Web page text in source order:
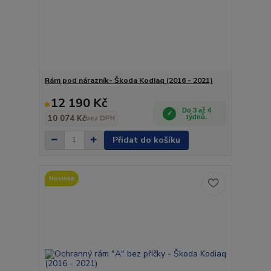
Rám pod nárazník- Škoda Kodiaq (2016 - 2021)
12 190 Kč
10 074 Kčbez DPH
Do 3 až 4
týdnů.
Přidat do košíku
Novinka